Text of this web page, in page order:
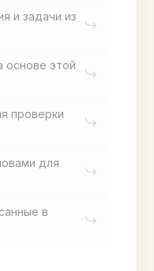
и задачи из
основе этой
проверки
для
в